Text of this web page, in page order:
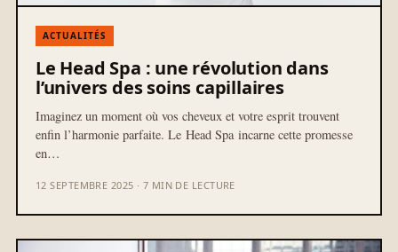
ACTUALITÉS
Le Head Spa : une révolution dans
l’univers des soins capillaires
Imaginez un moment où vos cheveux et votre esprit trouvent
enfin l’harmonie parfaite. Le Head Spa incarne cette promesse
en…
12 SEPTEMBRE 2025 · 7 MIN DE LECTURE